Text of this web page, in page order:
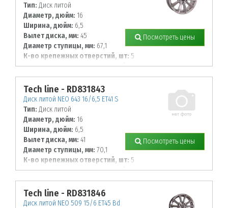
Тип: Диск литой
Диаметр, дюйм: 16
Ширина, дюйм: 6,5
Вылет диска, мм: 45
Диаметр ступицы, мм: 67,1
К-во крепежных отверстий, шт: 5
Диаметр располож. отверстий, мм:
114,3
Посмотреть цены
Tech line - RD831843
Диск литой NEO 643 16/6,5 ET41 S
Тип: Диск литой
Диаметр, дюйм: 16
Ширина, дюйм: 6,5
Вылет диска, мм: 41
Диаметр ступицы, мм: 70,1
К-во крепежных отверстий, шт: 5
Диаметр располож. отверстий, мм:
115
Посмотреть цены
Tech line - RD831846
Диск литой NEO 509 15/6 ET45 Bd